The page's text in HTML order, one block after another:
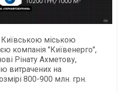
Київською міською
компанія "Київенерго",
Рінату Ахметову,
витрачених на
800-900 млн. грн.